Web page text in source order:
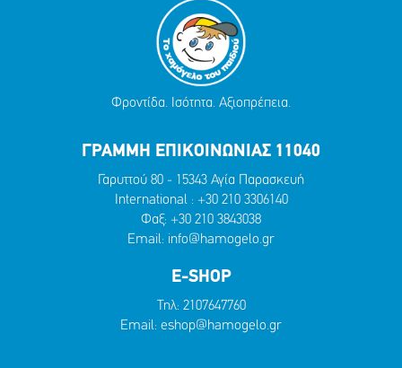
Φροντίδα. Ισότητα. Αξιοπρέπεια.
ΓΡΑΜΜΗ ΕΠΙΚΟΙΝΩΝΙΑΣ 11040
Γαρυττού 80 - 15343 Αγία Παρασκευή
International : +30 210 3306140
Φαξ: +30 210 3843038
Email: info@hamogelo.gr
E-SHOP
Τηλ: 2107647760
Email: eshop@hamogelo.gr